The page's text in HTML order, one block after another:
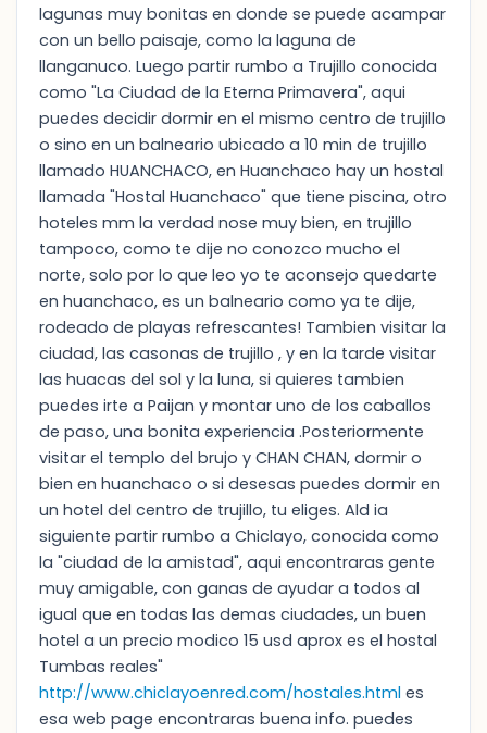
lagunas muy bonitas en donde se puede acampar
con un bello paisaje, como la laguna de
llanganuco. Luego partir rumbo a Trujillo conocida
como "La Ciudad de la Eterna Primavera", aqui
puedes decidir dormir en el mismo centro de trujillo
o sino en un balneario ubicado a 10 min de trujillo
llamado HUANCHACO, en Huanchaco hay un hostal
llamada "Hostal Huanchaco" que tiene piscina, otro
hoteles mm la verdad nose muy bien, en trujillo
tampoco, como te dije no conozco mucho el
norte, solo por lo que leo yo te aconsejo quedarte
en huanchaco, es un balneario como ya te dije,
rodeado de playas refrescantes! Tambien visitar la
ciudad, las casonas de trujillo , y en la tarde visitar
las huacas del sol y la luna, si quieres tambien
puedes irte a Paijan y montar uno de los caballos
de paso, una bonita experiencia .Posteriormente
visitar el templo del brujo y CHAN CHAN, dormir o
bien en huanchaco o si desesas puedes dormir en
un hotel del centro de trujillo, tu eliges. Ald ia
siguiente partir rumbo a Chiclayo, conocida como
la "ciudad de la amistad", aqui encontraras gente
muy amigable, con ganas de ayudar a todos al
igual que en todas las demas ciudades, un buen
hotel a un precio modico 15 usd aprox es el hostal
Tumbas reales"
http://www.chiclayoenred.com/hostales.html es
esa web page encontraras buena info. puedes